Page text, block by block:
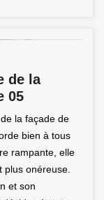
de la
05
la façade de
bien à tous
rampante, elle
onéreuse.
et son